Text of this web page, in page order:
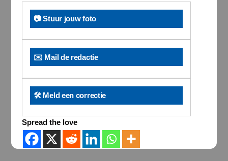
📷 Stuur jouw foto
✉️ Mail de redactie
🛠️ Meld een correctie
Spread the love